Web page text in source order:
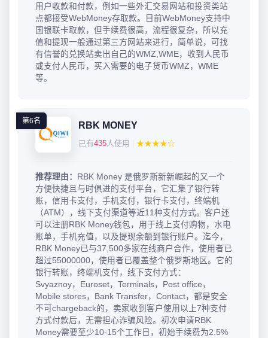
用户收款和付款，例如一些外汇交易网站和投资类站
点都接受WebMoney存取款。目前WebMoney支持中
国银联卡取款，但手续费很高，流程很复杂，所以充
值和提现一般通过第三方网站来进行，简单说，可找
有信誉的兑换站卖出自己的WMZ,WME，收到人民币
或支付人民币，买入需要的电子货币WMZ，WME
等。
第6名 RBK MONEY
已有435人使用 ★★★★☆
推荐理由：
RBK Money 是俄罗斯新新崛起的又一个
方便快捷且与时俱进的支付平台，它汇集了银行转
账，信用卡支付，手机支付，银行卡支付，终端机
（ATM），线下支付渠道等近11种支付方式。客户还
可以注册RBK Money钱包，用于线上支付购物，水电
账单，手机充值，以及提现余额到银行账户。迄今，
RBK Money已与37,500多家在线商户合作，使用者已
超过55000000，使用者已覆盖整个俄罗斯地区。它的
银行转账，终端机支付，线下支付方式：
Svyaznoy，Euroset，Terminals，Post office，
Mobile stores，Bank Transfer，Contact，都是安全
不可chargeback的，卖家收到客户使用以上7种支付
方式付款后，无需担心诈骗风险。初次申请RBK
Money需要至少10-15个工作日，初始手续费为2.5%